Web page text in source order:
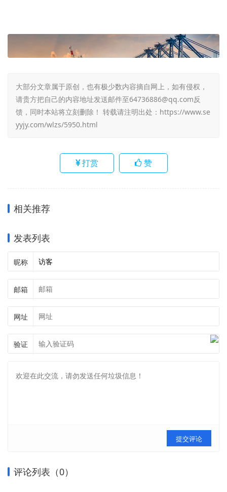
大部分文章属于原创，也有极少数内容摘自网上，如有侵权，
请贵方把自己的内容地址发送邮件至64736886@qq.com反
馈，同时本站将立刻删除！ 转载请注明出处： https://www.se
yyjy.com/wlzs/5950.html
打赏 赞
相关推荐
发表列表
昵称
邮箱
网址
验证
提交评论
评论列表（0）